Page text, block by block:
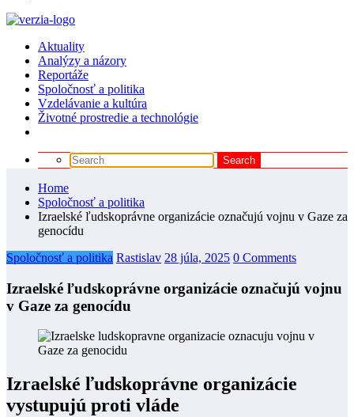
Aktuality
Analýzy a názory
Reportáže
Spoločnosť a politika
Vzdelávanie a kultúra
Životné prostredie a technológie
Home
Spoločnosť a politika
Izraelské ľudskoprávne organizácie označujú vojnu v Gaze za
genocídu
Spoločnosť a politika Rastislav 28 júla, 2025 0 Comments
Izraelské ľudskoprávne organizácie označujú vojnu
v Gaze za genocídu
Izraelské ľudskoprávne organizácie
vystupujú proti vláde